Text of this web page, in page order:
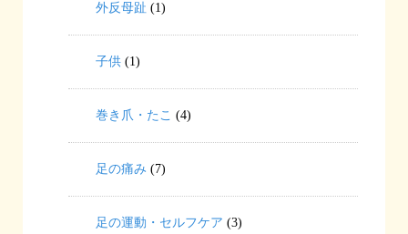
外反母趾 (1)
子供 (1)
巻き爪・たこ (4)
足の痛み (7)
足の運動・セルフケア (3)